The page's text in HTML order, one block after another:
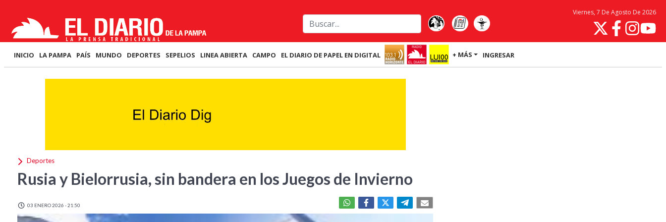
Viernes, 7 De Agosto De 2026
INICIO LA PAMPA PAÍS MUNDO DEPORTES SEPELIOS LINEA ABIERTA CAMPO EL DIARIO DE PAPEL EN DIGITAL + MÁS INGRESAR
Deportes
Rusia y Bielorrusia, sin bandera en los Juegos de Invierno
03 ENERO 2026 - 21:50